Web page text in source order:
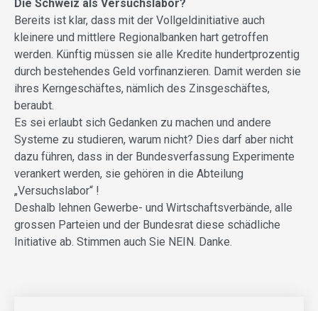
Die Schweiz als Versuchslabor?
Bereits ist klar, dass mit der Vollgeldinitiative auch
kleinere und mittlere Regionalbanken hart getroffen
werden. Künftig müssen sie alle Kredite hundertprozentig
durch bestehendes Geld vorfinanzieren. Damit werden sie
ihres Kerngeschäftes, nämlich des Zinsgeschäftes,
beraubt.
Es sei erlaubt sich Gedanken zu machen und andere
Systeme zu studieren, warum nicht? Dies darf aber nicht
dazu führen, dass in der Bundesverfassung Experimente
verankert werden, sie gehören in die Abteilung
„Versuchslabor“ !
Deshalb lehnen Gewerbe- und Wirtschaftsverbände, alle
grossen Parteien und der Bundesrat diese schädliche
Initiative ab. Stimmen auch Sie NEIN. Danke.